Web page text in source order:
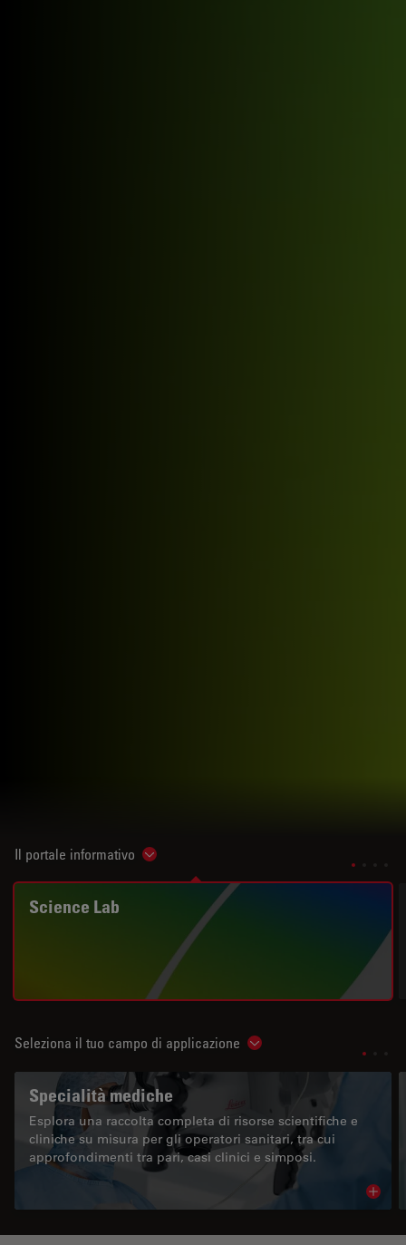
Il portale informativo Show subnavigation
Science Lab
Seleziona il tuo campo di applicazione Show subnavigation
Specialità mediche
Esplora una raccolta completa di risorse scientifiche e
cliniche su misura per gli operatori sanitari, tra cui
approfondimenti tra pari, casi clinici e simposi.